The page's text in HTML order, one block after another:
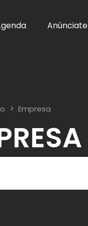
Anúnciate
Empresa